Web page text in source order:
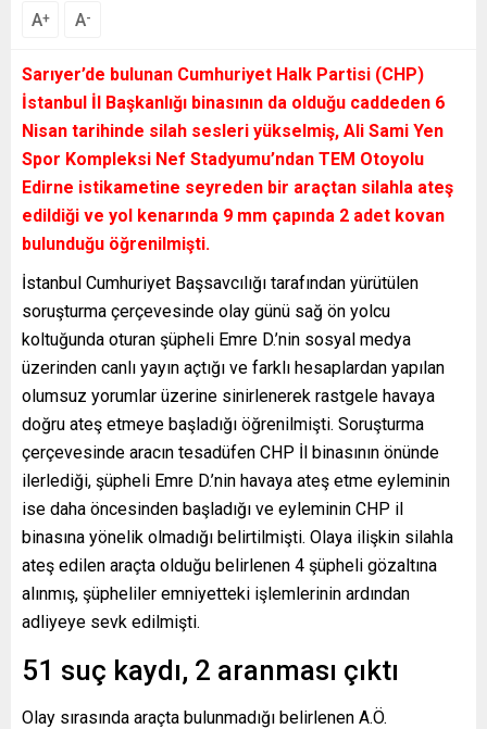
A+ A-
Sarıyer’de bulunan Cumhuriyet Halk Partisi (CHP)
İstanbul İl Başkanlığı binasının da olduğu caddeden 6
Nisan tarihinde silah sesleri yükselmiş, Ali Sami Yen
Spor Kompleksi Nef Stadyumu’ndan TEM Otoyolu
Edirne istikametine seyreden bir araçtan silahla ateş
edildiği ve yol kenarında 9 mm çapında 2 adet kovan
bulunduğu öğrenilmişti.
İstanbul Cumhuriyet Başsavcılığı tarafından yürütülen
soruşturma çerçevesinde olay günü sağ ön yolcu
koltuğunda oturan şüpheli Emre D.’nin sosyal medya
üzerinden canlı yayın açtığı ve farklı hesaplardan yapılan
olumsuz yorumlar üzerine sinirlenerek rastgele havaya
doğru ateş etmeye başladığı öğrenilmişti. Soruşturma
çerçevesinde aracın tesadüfen CHP İl binasının önünde
ilerlediği, şüpheli Emre D.’nin havaya ateş etme eyleminin
ise daha öncesinden başladığı ve eyleminin CHP il
binasına yönelik olmadığı belirtilmişti. Olaya ilişkin silahla
ateş edilen araçta olduğu belirlenen 4 şüpheli gözaltına
alınmış, şüpheliler emniyetteki işlemlerinin ardından
adliyeye sevk edilmişti.
51 suç kaydı, 2 aranması çıktı
Olay sırasında araçta bulunmadığı belirlenen A.Ö.